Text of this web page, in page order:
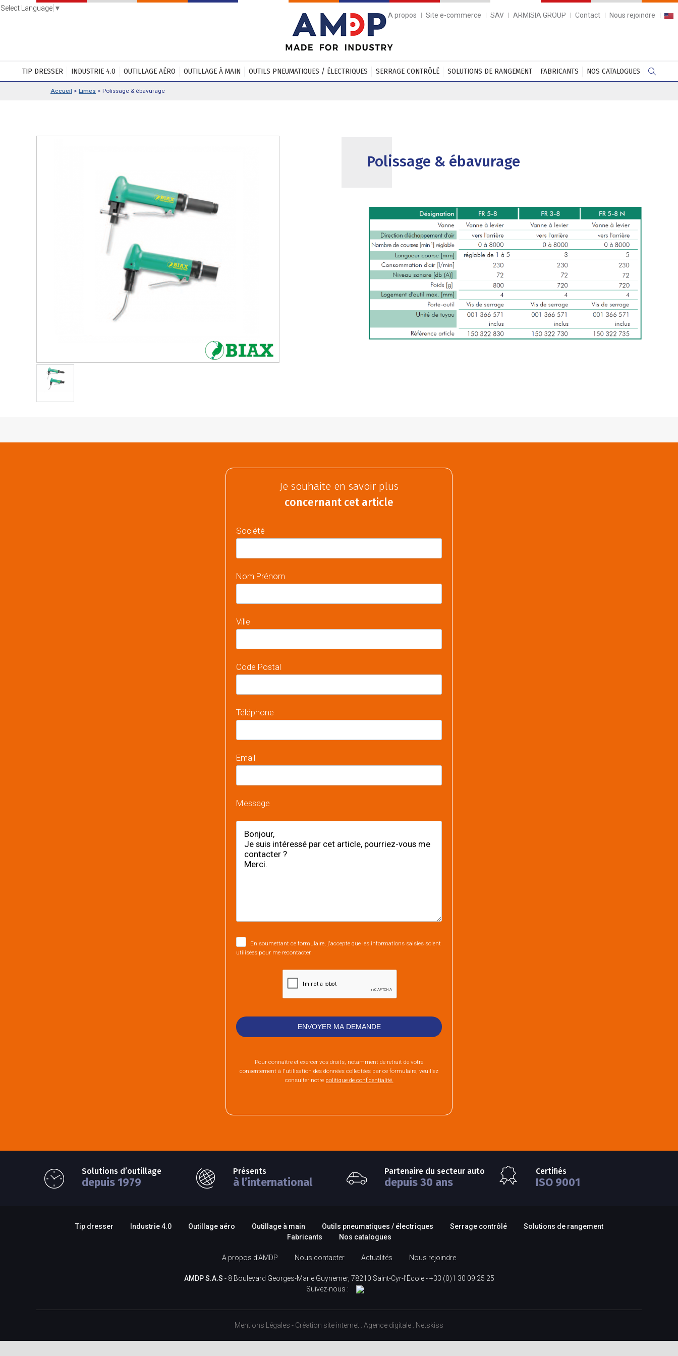
Select Language ▼
A propos
Site e-commerce SAV ARMISIA GROUP Contact Nous rejoindre
TIP DRESSER INDUSTRIE 4.0 OUTILLAGE AÉRO OUTILLAGE À MAIN OUTILS PNEUMATIQUES / ÉLECTRIQUES SERRAGE CONTRÔLÉ SOLUTIONS DE RANGEMENT FABRICANTS NOS CATALOGUES
Accueil > Limes > Polissage & ébavurage
Polissage & ébavurage
Je souhaite en savoir plus
concernant cet article
Société
Nom Prénom
Ville
Code Postal
Téléphone
Email
Message
En soumettant ce formulaire, j'accepte que les informations saisies soient
utilisées pour me recontacter.
Pour connaître et exercer vos droits, notamment de retrait de votre
consentement à l'utilisation des données collectées par ce formulaire, veuillez
consulter notre politique de confidentialité.
Solutions d’outillage
depuis 1979
Présents
à l’international
Partenaire du secteur auto
depuis 30 ans
Certifiés
ISO 9001
Tip dresser Industrie 4.0 Outillage aéro Outillage à main Outils pneumatiques / électriques Serrage contrôlé
Solutions de rangement
Fabricants
Nos catalogues
A propos d’AMDP Nous contacter Actualités Nous rejoindre
AMDP S.A.S - 8 Boulevard Georges-Marie Guynemer, 78210 Saint-Cyr-l'École -+33 (0)1 30 09 25 25
Suivez-nous :
Mentions Légales - Création site internet : Agence digitale : Netskiss